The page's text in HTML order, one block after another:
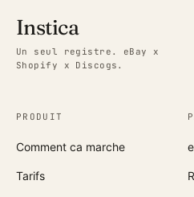
Instica
Un seul registre. eBay x
Shopify x Discogs.
PRODUIT
Comment ca marche
Tarifs